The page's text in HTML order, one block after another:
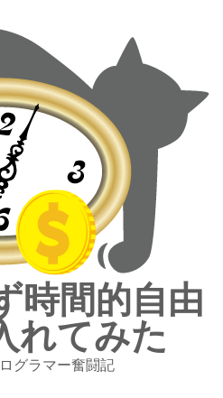
時間的自由
れてみた
グラマー奮闘記